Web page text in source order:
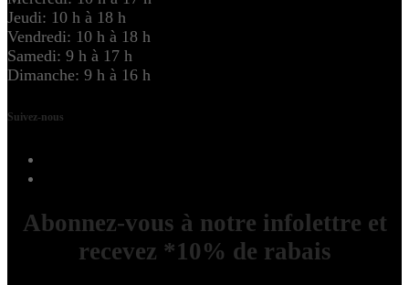
Jeudi: 10 h à 18 h
Vendredi: 10 h à 18 h
Samedi: 9 h à 17 h
Dimanche: 9 h à 16 h
Suivez-nous
Abonnez-vous à notre infolettre et
recevez *10% de rabais